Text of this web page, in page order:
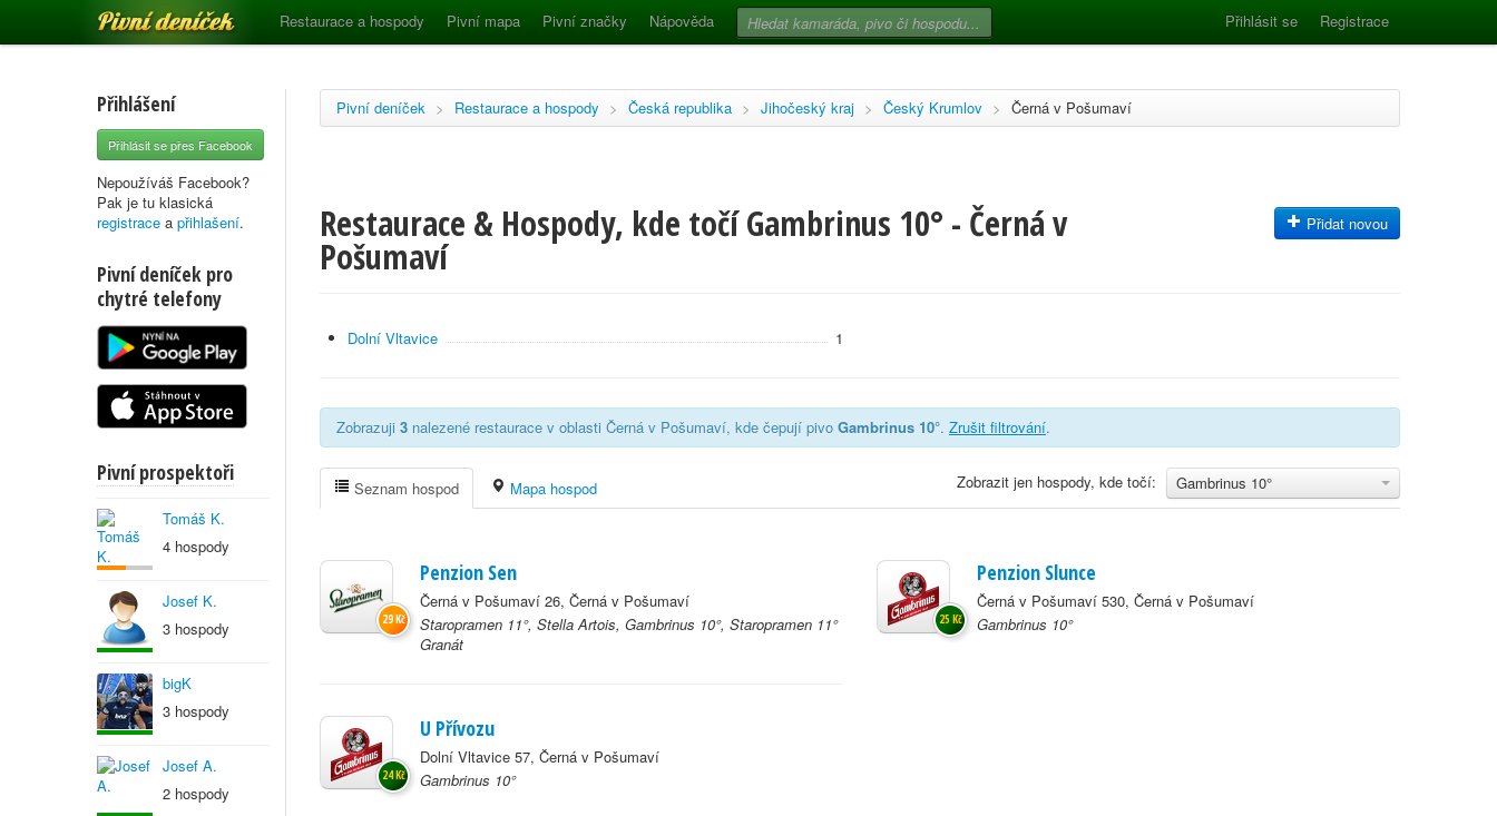
Pivní deníček Restaurace a hospody Pivní mapa Pivní značky Nápověda Přihlásit se Registrace
Přihlášení
Přihlásit se přes Facebook
Nepoužíváš Facebook?
Pak je tu klasická
registrace a přihlašení.
Pivní deníček pro
chytré telefony
Pivní prospektoři
Tomáš K.
4 hospody
Josef K.
3 hospody
bigK
3 hospody
Josef A.
2 hospody
Pivní deníček > Restaurace a hospody > Česká republika > Jihočeský kraj > Český Krumlov > Černá v Pošumaví
Restaurace & Hospody, kde točí Gambrinus 10° - Černá v
Pošumaví
Přidat novou
Dolní Vltavice 1
Zobrazuji 3 nalezené restaurace v oblasti Černá v Pošumaví, kde čepují pivo Gambrinus 10°. Zrušit filtrování.
Gambrinus 10°
Zobrazit jen hospody, kde točí:
Seznam hospod Mapa hospod
Penzion Sen
Černá v Pošumaví 26, Černá v Pošumaví
Staropramen 11°, Stella Artois, Gambrinus 10°, Staropramen 11°
Granát
29 Kč
Penzion Slunce
Černá v Pošumaví 530, Černá v Pošumaví
Gambrinus 10°
25 Kč
U Přívozu
Dolní Vltavice 57, Černá v Pošumaví
Gambrinus 10°
24 Kč